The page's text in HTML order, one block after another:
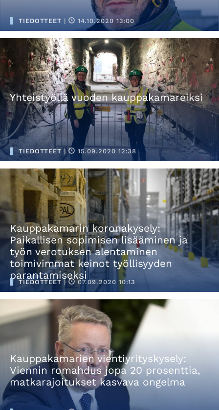
TIEDOTTEET | 14.10.2020 13:00
Yhteistyöllä vuoden kauppakamareiksi
TIEDOTTEET | 15.09.2020 12:38
Kauppakamarin koronakysely:
Paikallisen sopimisen lisääminen ja
työn verotuksen alentaminen
toimivimmat keinot työllisyyden
parantamiseksi
TIEDOTTEET | 07.09.2020 10:13
Kauppakamarien vientiyrityskysely:
Viennin romahdus jopa 20 prosenttia,
matkarajoitukset kasvava ongelma